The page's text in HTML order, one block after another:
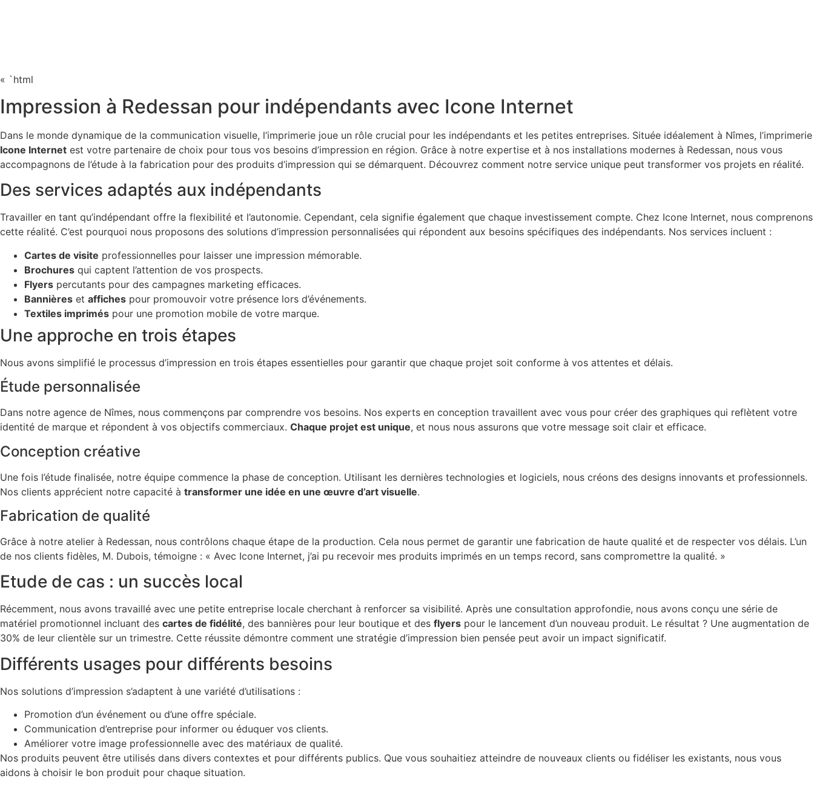
« `html
Impression à Redessan pour indépendants avec Icone Internet
Dans le monde dynamique de la communication visuelle, l’imprimerie joue un rôle crucial pour les indépendants et les petites entreprises. Située idéalement à Nîmes, l’imprimerie
Icone Internet est votre partenaire de choix pour tous vos besoins d’impression en région. Grâce à notre expertise et à nos installations modernes à Redessan, nous vous
accompagnons de l’étude à la fabrication pour des produits d’impression qui se démarquent. Découvrez comment notre service unique peut transformer vos projets en réalité.
Des services adaptés aux indépendants
Travailler en tant qu’indépendant offre la flexibilité et l’autonomie. Cependant, cela signifie également que chaque investissement compte. Chez Icone Internet, nous comprenons
cette réalité. C’est pourquoi nous proposons des solutions d’impression personnalisées qui répondent aux besoins spécifiques des indépendants. Nos services incluent :
Cartes de visite professionnelles pour laisser une impression mémorable.
Brochures qui captent l’attention de vos prospects.
Flyers percutants pour des campagnes marketing efficaces.
Bannières et affiches pour promouvoir votre présence lors d’événements.
Textiles imprimés pour une promotion mobile de votre marque.
Une approche en trois étapes
Nous avons simplifié le processus d’impression en trois étapes essentielles pour garantir que chaque projet soit conforme à vos attentes et délais.
Étude personnalisée
Dans notre agence de Nîmes, nous commençons par comprendre vos besoins. Nos experts en conception travaillent avec vous pour créer des graphiques qui reflètent votre
identité de marque et répondent à vos objectifs commerciaux. Chaque projet est unique, et nous nous assurons que votre message soit clair et efficace.
Conception créative
Une fois l’étude finalisée, notre équipe commence la phase de conception. Utilisant les dernières technologies et logiciels, nous créons des designs innovants et professionnels.
Nos clients apprécient notre capacité à transformer une idée en une œuvre d’art visuelle.
Fabrication de qualité
Grâce à notre atelier à Redessan, nous contrôlons chaque étape de la production. Cela nous permet de garantir une fabrication de haute qualité et de respecter vos délais. L’un
de nos clients fidèles, M. Dubois, témoigne : « Avec Icone Internet, j’ai pu recevoir mes produits imprimés en un temps record, sans compromettre la qualité. »
Etude de cas : un succès local
Récemment, nous avons travaillé avec une petite entreprise locale cherchant à renforcer sa visibilité. Après une consultation approfondie, nous avons conçu une série de
matériel promotionnel incluant des cartes de fidélité, des bannières pour leur boutique et des flyers pour le lancement d’un nouveau produit. Le résultat ? Une augmentation de
30% de leur clientèle sur un trimestre. Cette réussite démontre comment une stratégie d’impression bien pensée peut avoir un impact significatif.
Différents usages pour différents besoins
Nos solutions d’impression s’adaptent à une variété d’utilisations :
Promotion d’un événement ou d’une offre spéciale.
Communication d’entreprise pour informer ou éduquer vos clients.
Améliorer votre image professionnelle avec des matériaux de qualité.
Nos produits peuvent être utilisés dans divers contextes et pour différents publics. Que vous souhaitiez atteindre de nouveaux clients ou fidéliser les existants, nous vous
aidons à choisir le bon produit pour chaque situation.